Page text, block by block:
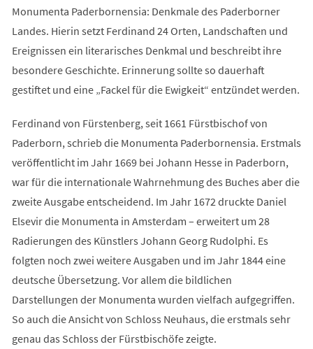
Monumenta Paderbornensia: Denkmale des Paderborner
Landes. Hierin setzt Ferdinand 24 Orten, Landschaften und
Ereignissen ein literarisches Denkmal und beschreibt ihre
besondere Geschichte. Erinnerung sollte so dauerhaft
gestiftet und eine „Fackel für die Ewigkeit“ entzündet werden.
Ferdinand von Fürstenberg, seit 1661 Fürstbischof von
Paderborn, schrieb die Monumenta Paderbornensia. Erstmals
veröffentlicht im Jahr 1669 bei Johann Hesse in Paderborn,
war für die internationale Wahrnehmung des Buches aber die
zweite Ausgabe entscheidend. Im Jahr 1672 druckte Daniel
Elsevir die Monumenta in Amsterdam – erweitert um 28
Radierungen des Künstlers Johann Georg Rudolphi. Es
folgten noch zwei weitere Ausgaben und im Jahr 1844 eine
deutsche Übersetzung. Vor allem die bildlichen
Darstellungen der Monumenta wurden vielfach aufgegriffen.
So auch die Ansicht von Schloss Neuhaus, die erstmals sehr
genau das Schloss der Fürstbischöfe zeigte.